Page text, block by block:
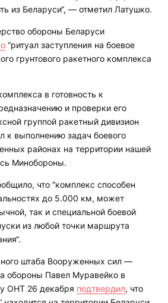
из Беларуси“, — отметил Латушко.
обороны Беларуси
“ритуал заступления на боевое
грунтового ракетного комплекса
в готовность к
и проверки его
группой ракетный дивизион
к выполнению задач боевого
районах на территории нашей
Минобороны.
что “комплекс способен
до 5.000 км, может
так и специальной боевой
из любой точки маршрута
штаба Вооруженных сил —
обороны Павел Муравейко в
ОНТ 26 декабря подтвердил, что